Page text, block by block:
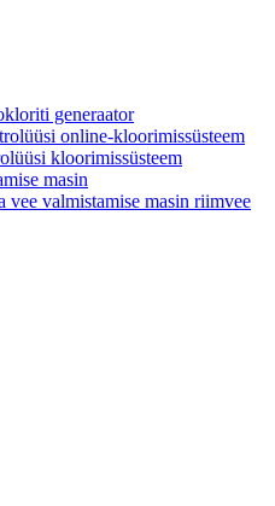
generaator
online-kloorimissüsteem
kloorimissüsteem
masin
vee valmistamise masin riimvee